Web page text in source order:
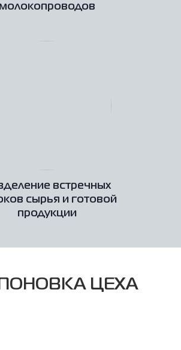
молокопроводов
встречных
сырья и готовой
продукции
ЦЕХА